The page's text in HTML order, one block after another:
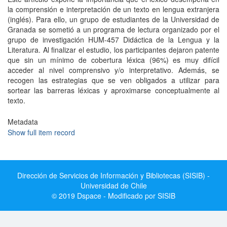
la comprensión e interpretación de un texto en lengua extranjera
(inglés). Para ello, un grupo de estudiantes de la Universidad de
Granada se sometió a un programa de lectura organizado por el
grupo de investigación HUM-457 Didáctica de la Lengua y la
Literatura. Al finalizar el estudio, los participantes dejaron patente
que sin un mínimo de cobertura léxica (96%) es muy difícil
acceder al nivel comprensivo y/o interpretativo. Además, se
recogen las estrategias que se ven obligados a utilizar para
sortear las barreras léxicas y aproximarse conceptualmente al
texto.
Metadata
Show full item record
Dirección de Servicios de Información y Bibliotecas (SISIB) -
Universidad de Chile
© 2019 Dspace - Modificado por SISIB